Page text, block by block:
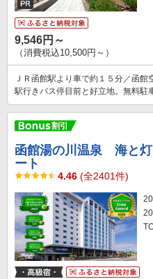
9,546円～
（消費税込10,500円～）
ＪＲ函館駅より車で約１５分／函
駅行きバス停目前と好立地。無料駐
函館湯の川温泉 海と
ート
4.46 (全2401件)